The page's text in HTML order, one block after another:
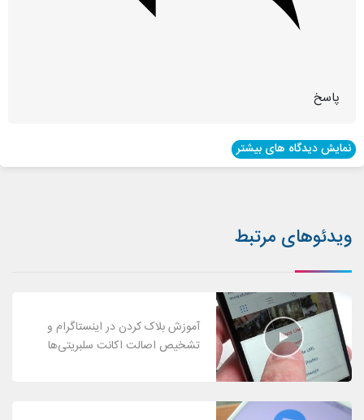
پاسخ
نمایش دیدگاه های بیشتر
ویدئوهای مرتبط
آموزش بلاک کردن در اینستاگرام و
تشخیص اصالت اکانت سلبریتی‌ها